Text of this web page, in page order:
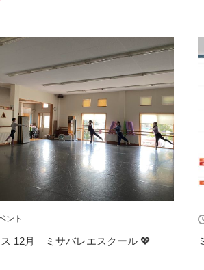
ント
ス 12月 ミサバレエスクール 💖